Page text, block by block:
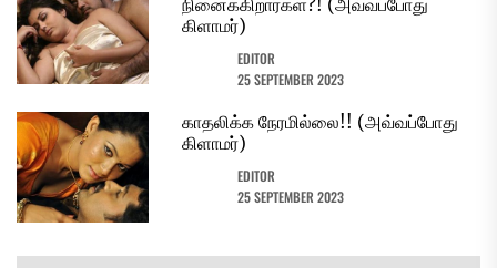
நினைக்கிறார்கள்?! (அவ்வப்போது
கிளாமர்)
EDITOR
25 SEPTEMBER 2023
காதலிக்க நேரமில்லை!! (அவ்வப்போது
கிளாமர்)
EDITOR
25 SEPTEMBER 2023